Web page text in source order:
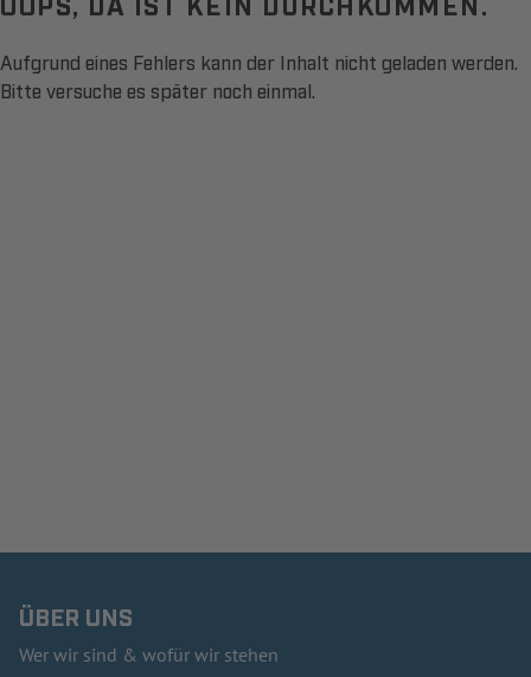
Aufgrund eines Fehlers kann der Inhalt nicht geladen werden.
Bitte versuche es später noch einmal.
ÜBER UNS
Wer wir sind & wofür wir stehen